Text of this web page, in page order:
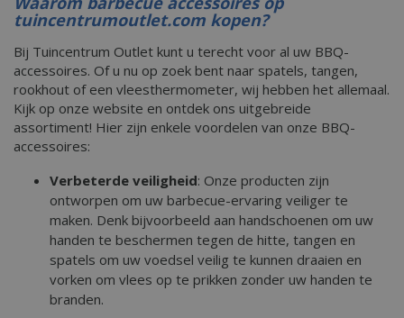
tuincentrumoutlet.com kopen?
Bij Tuincentrum Outlet kunt u terecht voor al uw BBQ-
accessoires. Of u nu op zoek bent naar spatels, tangen,
rookhout of een vleesthermometer, wij hebben het allemaal.
Kijk op onze website en ontdek ons uitgebreide
assortiment! Hier zijn enkele voordelen van onze BBQ-
accessoires:
Verbeterde veiligheid: Onze producten zijn
ontworpen om uw barbecue-ervaring veiliger te
maken. Denk bijvoorbeeld aan handschoenen om uw
handen te beschermen tegen de hitte, tangen en
spatels om uw voedsel veilig te kunnen draaien en
vorken om vlees op te prikken zonder uw handen te
branden.